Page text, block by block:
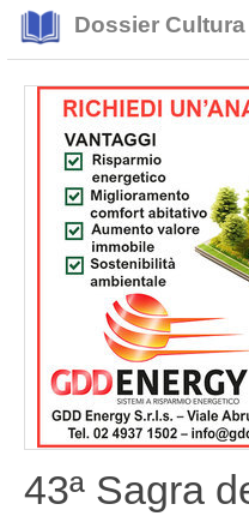
Dossier Cultura
43ª Sagra